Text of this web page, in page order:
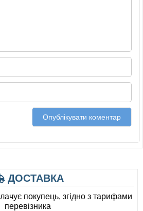
ДОСТАВКА
покупець, згідно з тарифами
перевізника